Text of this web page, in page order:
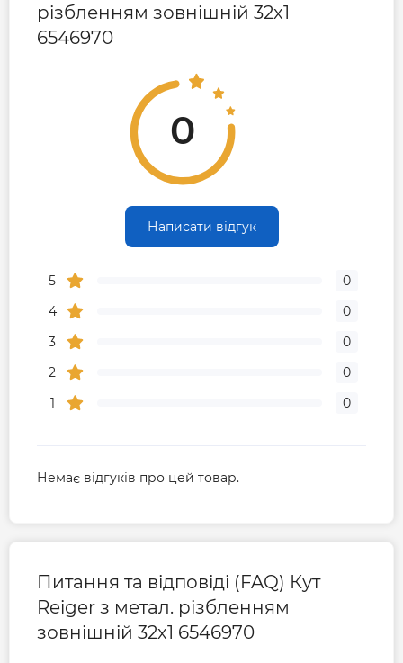
різбленням зовнішній 32х1
6546970
0
Написати відгук
5
0
4
0
3
0
2
0
1
0
Немає відгуків про цей товар.
Питання та відповіді (FAQ) Кут
Reiger з метал. різбленням
зовнішній 32х1 6546970